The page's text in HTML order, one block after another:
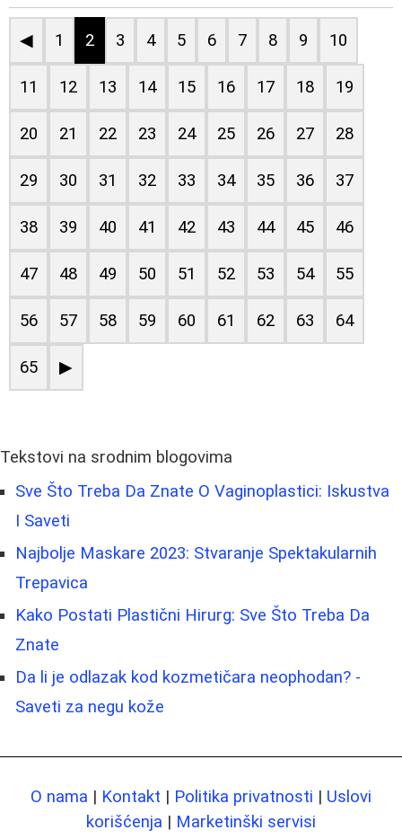
◀ 1 2 3 4 5 6 7 8 9 10
11 12 13 14 15 16 17 18 19
20 21 22 23 24 25 26 27 28
29 30 31 32 33 34 35 36 37
38 39 40 41 42 43 44 45 46
47 48 49 50 51 52 53 54 55
56 57 58 59 60 61 62 63 64
65 ▶
Tekstovi na srodnim blogovima
Sve Što Treba Da Znate O Vaginoplastici: Iskustva
I Saveti
Najbolje Maskare 2023: Stvaranje Spektakularnih
Trepavica
Kako Postati Plastični Hirurg: Sve Što Treba Da
Znate
Da li je odlazak kod kozmetičara neophodan? -
Saveti za negu kože
O nama | Kontakt | Politika privatnosti | Uslovi
korišćenja | Marketinški servisi